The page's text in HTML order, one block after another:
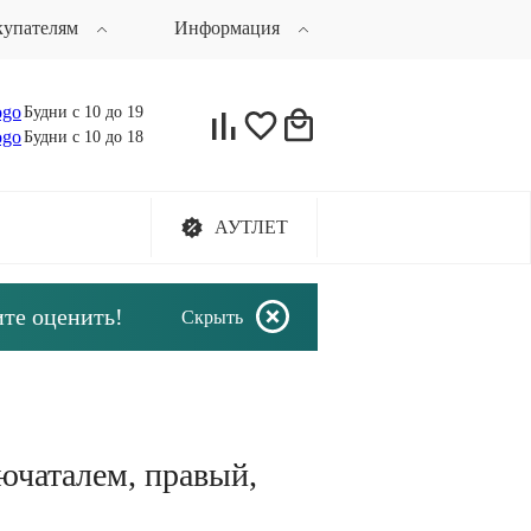
Информация
Будни с 10 до 19
Будни с 10 до 18
АУТЛЕТ
оценить! Скрыть
правый,